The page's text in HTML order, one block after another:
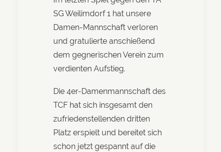
SG Weilimdorf 1 hat unsere
Damen-Mannschaft verloren
und gratulierte anschießend
dem gegnerischen Verein zum
verdienten Aufstieg.
Die 4er-Damenmannschaft des
TCF hat sich insgesamt den
zufriedenstellenden dritten
Platz erspielt und bereitet sich
schon jetzt gespannt auf die